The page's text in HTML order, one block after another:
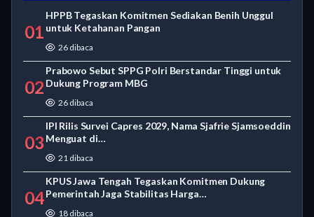
01
HPPB Tegaskan Komitmen Sediakan Benih Unggul
untuk Ketahanan Pangan
26 dibaca
02
Prabowo Sebut SPPG Polri Berstandar Tinggi untuk
Dukung Program MBG
26 dibaca
03
IPI Rilis Survei Capres 2029, Nama Sjafrie Sjamsoeddin
Menguat di…
21 dibaca
04
KPUS Jawa Tengah Tegaskan Komitmen Dukung
Pemerintah Jaga Stabilitas Harga…
18 dibaca